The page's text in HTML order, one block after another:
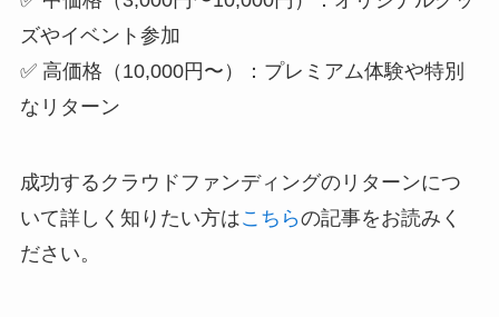
ズやイベント参加
✅ 高価格（10,000円〜）：プレミアム体験や特別
なリターン
成功するクラウドファンディングのリターンにつ
いて詳しく知りたい方はこちらの記事をお読みく
ださい。